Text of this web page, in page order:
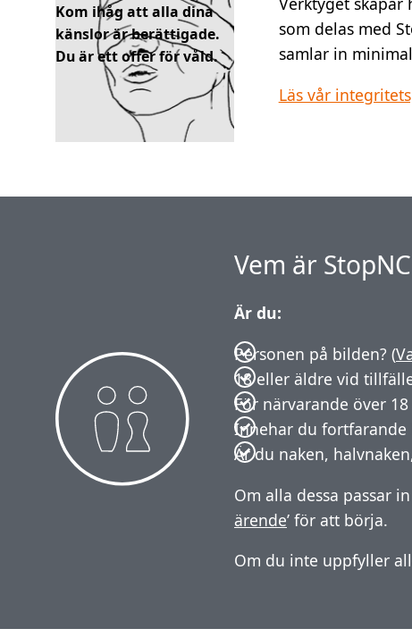
Kom ihåg att alla dina
känslor är berättigade.
Du är ett offer för våld.
som delas med
samlar in
Läs vår
Vem är
Är du:
Personen på bilden? (
18 eller äldre vid
För närvarande över
Innehar du fortfarande
Är du naken,
Om alla dessa passar
ärende’ för att börja.
Om du inte uppfyller